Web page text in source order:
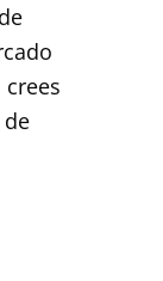
crees